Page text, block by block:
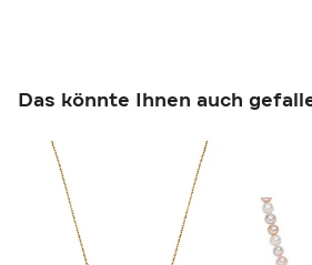
Das könnte Ihnen auch